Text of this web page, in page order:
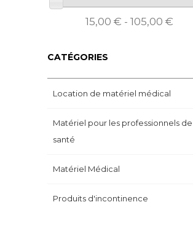
15,00 € - 105,00 €
CATÉGORIES
Location de matériel médical
Matériel pour les professionnels de
santé
Matériel Médical
Produits d'incontinence